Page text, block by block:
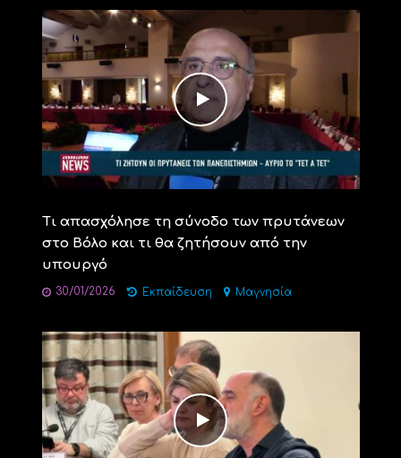
Τι απασχόλησε τη σύνοδο των πρυτάνεων
στο Βόλο και τι θα ζητήσουν από την
υπουργό
30/01/2026 Εκπαίδευση Μαγνησία